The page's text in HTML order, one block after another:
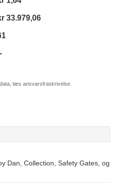
33.979,06
læs ansvarsfraskrivelse.
Dan, Collection, Safety Gates, og